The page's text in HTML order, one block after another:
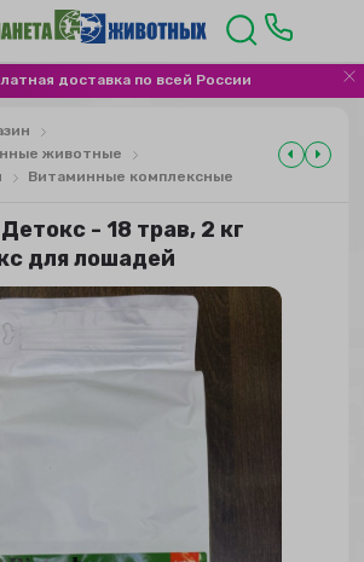
доставка по всей России
животные
Витаминные комплексные
- 18 трав, 2 кг
для лошадей